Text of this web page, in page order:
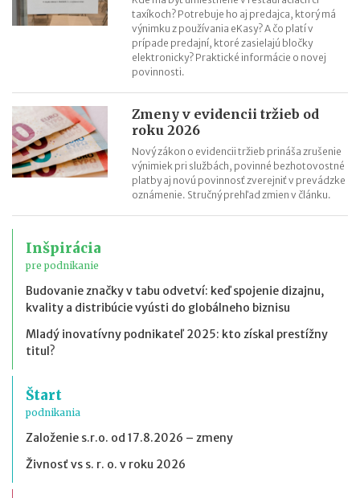
taxíkoch? Potrebuje ho aj predajca, ktorý má
výnimku z používania eKasy? A čo platí v
prípade predajní, ktoré zasielajú bločky
elektronicky? Praktické informácie o novej
povinnosti.
Zmeny v evidencii tržieb od
roku 2026
Nový zákon o evidencii tržieb prináša zrušenie
výnimiek pri službách, povinné bezhotovostné
platby aj novú povinnosť zverejniť v prevádzke
oznámenie. Stručný prehľad zmien v článku.
Inšpirácia
pre podnikanie
Budovanie značky v tabu odvetví: keď spojenie dizajnu,
kvality a distribúcie vyústi do globálneho biznisu
Mladý inovatívny podnikateľ 2025: kto získal prestížny
titul?
Štart
podnikania
Založenie s.r.o. od 17.8.2026 – zmeny
Živnosť vs s. r. o. v roku 2026